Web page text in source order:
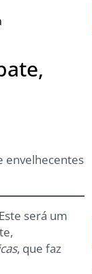
envelhecentes
será um
, que faz